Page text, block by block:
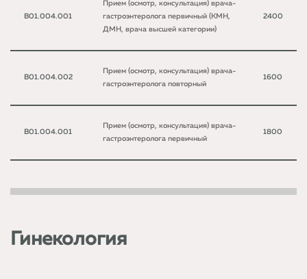
B01.004.001
Прием (осмотр, консультация) врача-
гастроэнтеролога первичный (КМН,
ДМН, врача высшей категории)
2400
B01.004.002
Прием (осмотр, консультация) врача-
гастроэнтеролога повторный
1600
B01.004.001
Прием (осмотр, консультация) врача-
гастроэнтеролога первичный
1800
Гинекология